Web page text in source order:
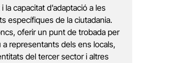
la capacitat d’adaptació a les
específiques de la ciutadania.
oferir un punt de trobada per
a representants dels ens locals,
del tercer sector i altres